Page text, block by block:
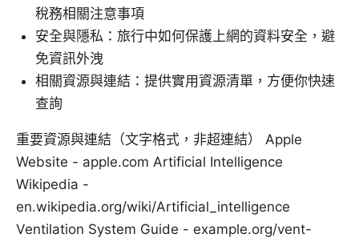
稅務相關注意事項
安全與隱私：旅行中如何保護上網的資料安全，避
免資訊外洩
相關資源與連結：提供實用資源清單，方便你快速
查詢
重要資源與連結（文字格式，非超連結） Apple
Website - apple.com Artificial Intelligence
Wikipedia -
en.wikipedia.org/wiki/Artificial_intelligence
Ventilation System Guide - example.org/vent-